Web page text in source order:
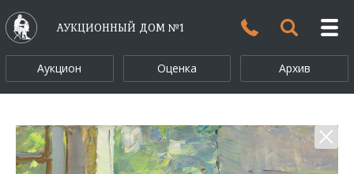
АУКЦИОННЫЙ ДОМ №1
Аукцион Оценка Архив